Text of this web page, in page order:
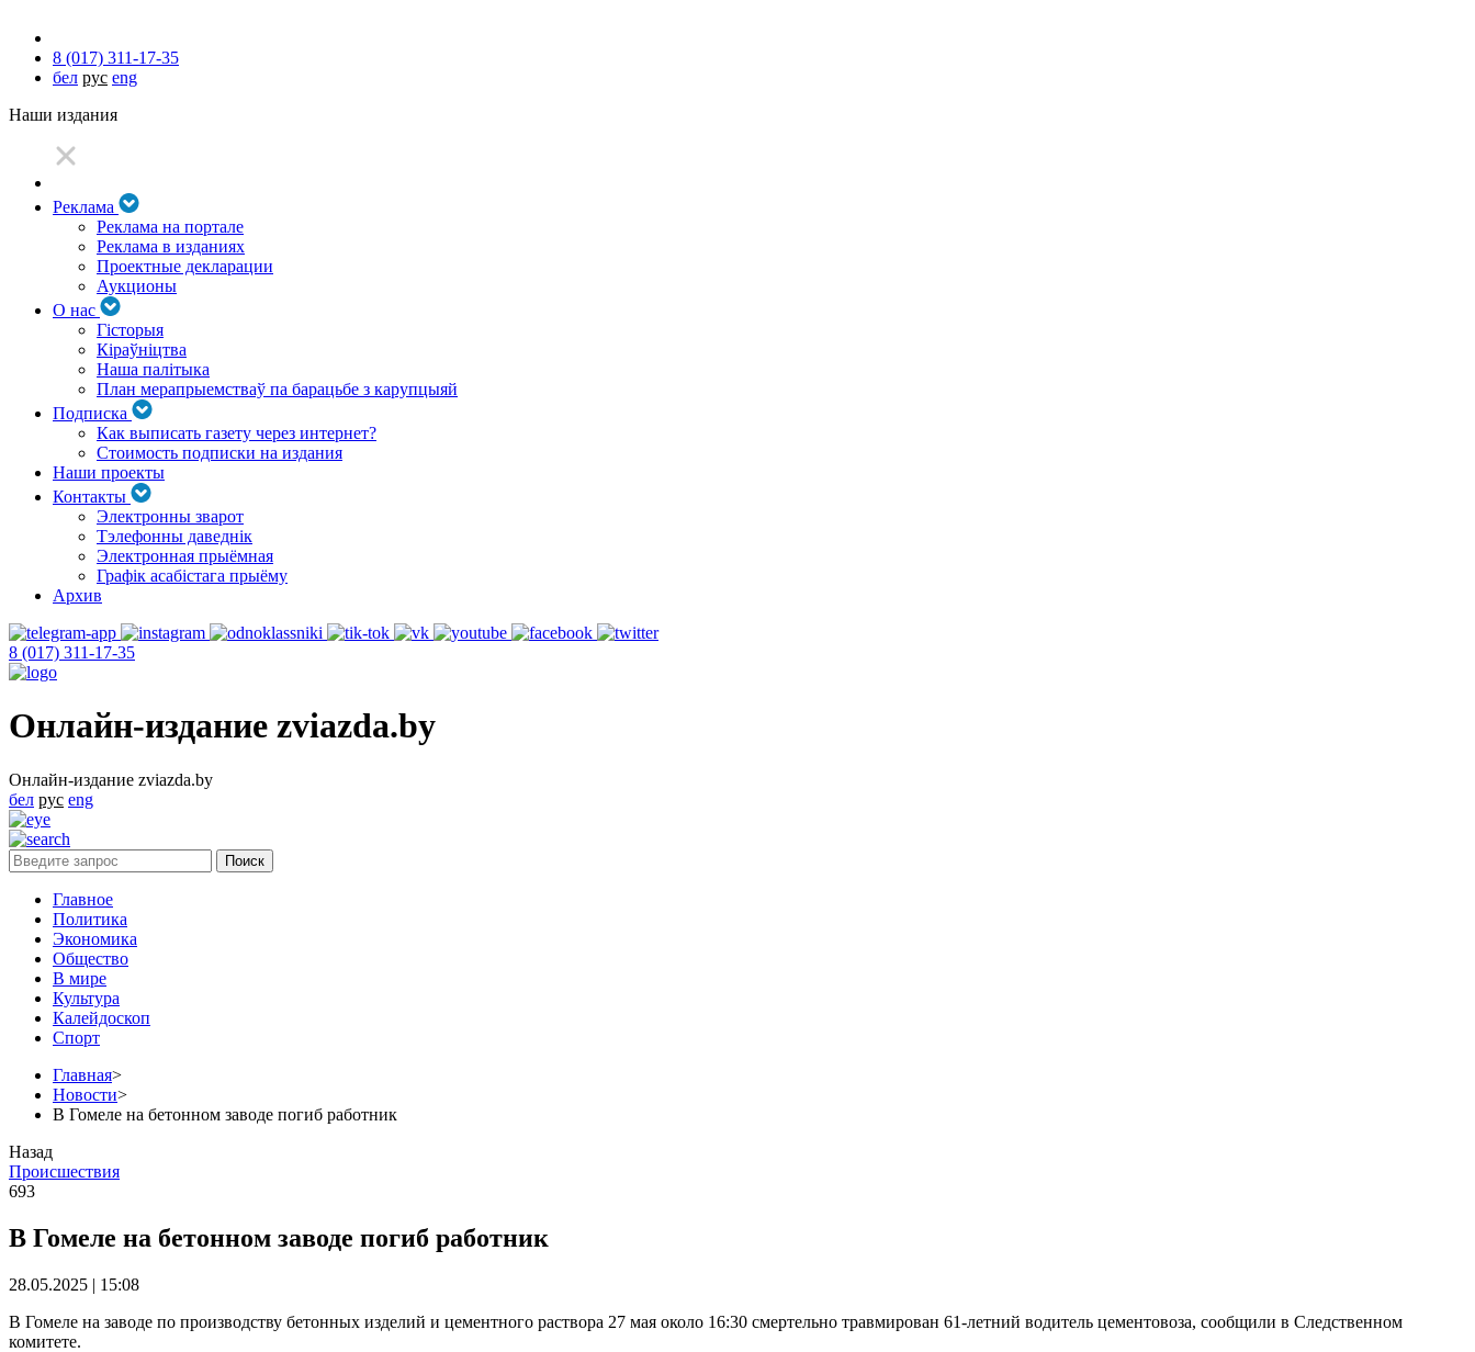
8 (017) 311-17-35
бел рус eng
Наши издания
Реклама
Реклама на портале
Реклама в изданиях
Проектные декларации
Аукционы
О нас
Гісторыя
Кіраўніцтва
Наша палітыка
План мерапрыемстваў па барацьбе з карупцыяй
Подписка
Как выписать газету через интернет?
Стоимость подписки на издания
Наши проекты
Контакты
Электронны зварот
Тэлефонны даведнік
Электронная прыёмная
Графік асабістага прыёму
Архив
8 (017) 311-17-35
Онлайн-издание zviazda.by
Онлайн-издание zviazda.by
бел рус eng
Главное
Политика
Экономика
Общество
В мире
Культура
Калейдоскоп
Спорт
Главная>
Новости>
В Гомеле на бетонном заводе погиб работник
Назад
Происшествия
693
В Гомеле на бетонном заводе погиб работник
28.05.2025 | 15:08
В Гомеле на заводе по производству бетонных изделий и цементного раствора 27 мая около 16:30 смертельно травмирован 61-летний водитель цементовоза, сообщили в Следственном
комитете.